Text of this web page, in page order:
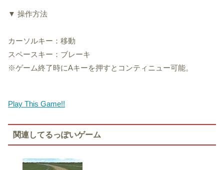
▼ 操作方法
カーソルキー：移動
スペースキー：ブレーキ
※ゲーム終了時にAキーを押すとコンティニュー可能。
Play This Game!!
関連してるっぽいゲーム